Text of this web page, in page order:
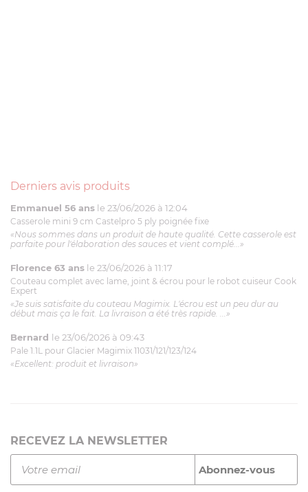
Derniers avis produits
Emmanuel 56 ans le 23/06/2026 à 12:04
Casserole mini 9 cm Castelpro 5 ply poignée fixe
«Nous sommes dans un produit de haute qualité. Cette casserole est
parfaite pour l'élaboration des sauces et vient complé...»
Florence 63 ans le 23/06/2026 à 11:17
Couteau complet avec lame, joint & écrou pour le robot cuiseur Cook
Expert
«Je suis satisfaite du couteau Magimix. L'écrou est un peu dur au
début mais ça le fait. La livraison a été très rapide. ...»
Bernard le 23/06/2026 à 09:43
Pale 1.1L pour Glacier Magimix 11031/121/123/124
«Excellent: produit et livraison»
RECEVEZ LA NEWSLETTER